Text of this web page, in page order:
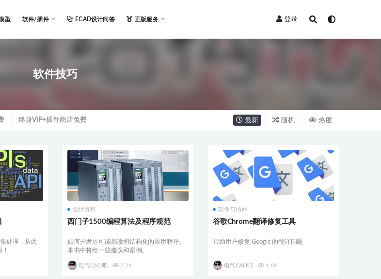
型 软件/插件 ECAD设计问答 正版服务 登录
软件技巧
终身VIP+插件商店免费 最新 随机 热度
处理，从此
设计资料
西门子1500编程算法及程序规范
如何开发尽可能易读和结构化的应用程序。
本书中将给一些建议和案例。
电气CAD吧 7.7K
软件与插件
谷歌Chrome翻译修复工具
帮助用户修复 Google 的翻译问题
电气CAD吧 1.8K